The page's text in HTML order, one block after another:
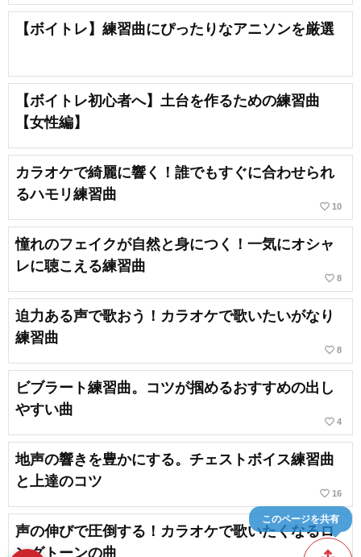
【ボイトレ】練習曲にぴったりなアニソンを厳選
【ボイトレ初心者へ】土台を作るための練習曲
【女性編】
カラオケで綺麗に響く！誰でもすぐに合わせられ
るハモリ練習曲
favorite_border 10
憧れのフェイクが自然と身につく！一気にオシャ
レに聴こえる練習曲
favorite_border 8
迫力ある声で歌おう！カラオケで歌いたいがなり
練習曲
favorite_border 8
ビブラート練習曲。コツが掴めるおすすめの出し
やすい曲
favorite_border 4
地声の響きを豊かにする。チェストボイス練習曲
と上達のコツ
favorite_border 16
声の伸びで圧倒する！カラオケで歌いたくなるロ
ングトーンの曲
このページを共有